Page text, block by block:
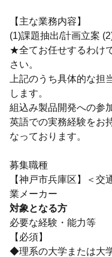
【主な業務内容】
(1)課題抽出/計画立案
★全てお任せするわけ
さい。
上記のうち具体的な担
します。
組込み製品開発への参
英語での実務経験をお
なっております。
募集職種
【神戸市兵庫区】＜
業メーカー
対象となる方
必要な経験・能力等
【必須】
◆理系の大学または大